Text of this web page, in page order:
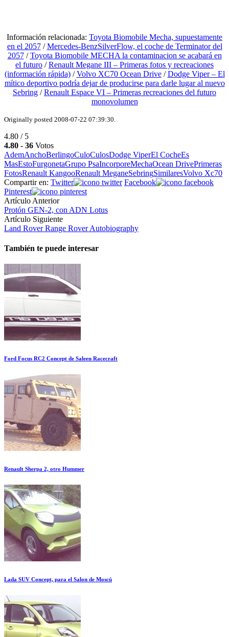
Información relacionada: Toyota Biomobile Mecha, supuestamente
en el 2057/Mercedes-BenzSilverFlow, el coche de Terminator del
2057/Toyota Biomobile MECHA la contaminacion se acabará en
el futuro /Renault Megane III – Primeras fotos y recreaciones
(información rápida)/Volvo XC70 Ocean Drive/Dodge Viper – El
mítico deportivo podría dejar de producirse para darle lugar al nuevo
Sebring /Renault Espace VI – Primeras recreaciones del futuro
monovolumen
Originally posted 2008-07-22 07:39:30.
4.80 / 5
4.80 - 36 Votos
AdemAnchoBerlingoCuloCulosDodge ViperEl CocheEs
MasEstoFurgonetaGrupo PsaIncorporeMechaOcean DrivePrimeras
FotosRenault KangooRenault MeganeSebringSimilaresVolvo Xc70
Compartir en: Twitter
Facebook
Pinterest
Artículo Anterior
Protón GEN-2, con ADN Lotus
Artículo Siguiente
Land Rover Range Rover Autobiography
También te puede interesar
Ford Focus RC2 Concept de Saleen Racecraft
Renault Sherpa 2, otro Hummer
Lada SUV Concept, para el Salon de Moscú